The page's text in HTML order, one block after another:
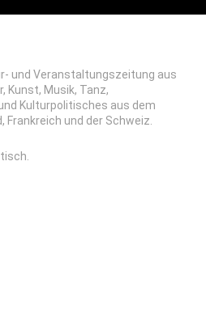
und Veranstaltungszeitung aus
Kunst, Musik, Tanz,
Kulturpolitisches aus dem
Frankreich und der Schweiz.